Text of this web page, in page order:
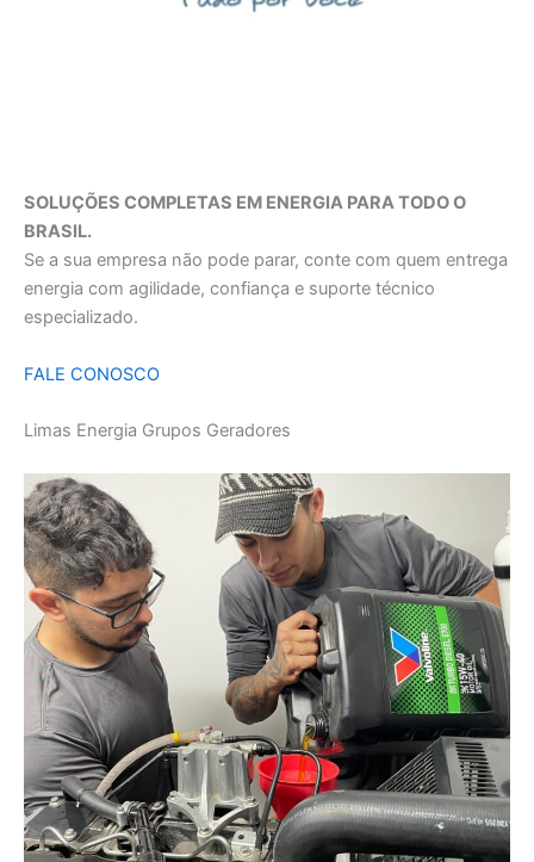
SOLUÇÕES COMPLETAS EM ENERGIA PARA TODO O
BRASIL.
Se a sua empresa não pode parar, conte com quem entrega
energia com agilidade, confiança e suporte técnico
especializado.
FALE CONOSCO
Limas Energia Grupos Geradores